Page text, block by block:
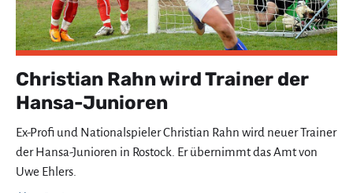
Christian Rahn wird Trainer der
Hansa-Junioren
Ex-Profi und Nationalspieler Christian Rahn wird neuer Trainer
der Hansa-Junioren in Rostock. Er übernimmt das Amt von
Uwe Ehlers.